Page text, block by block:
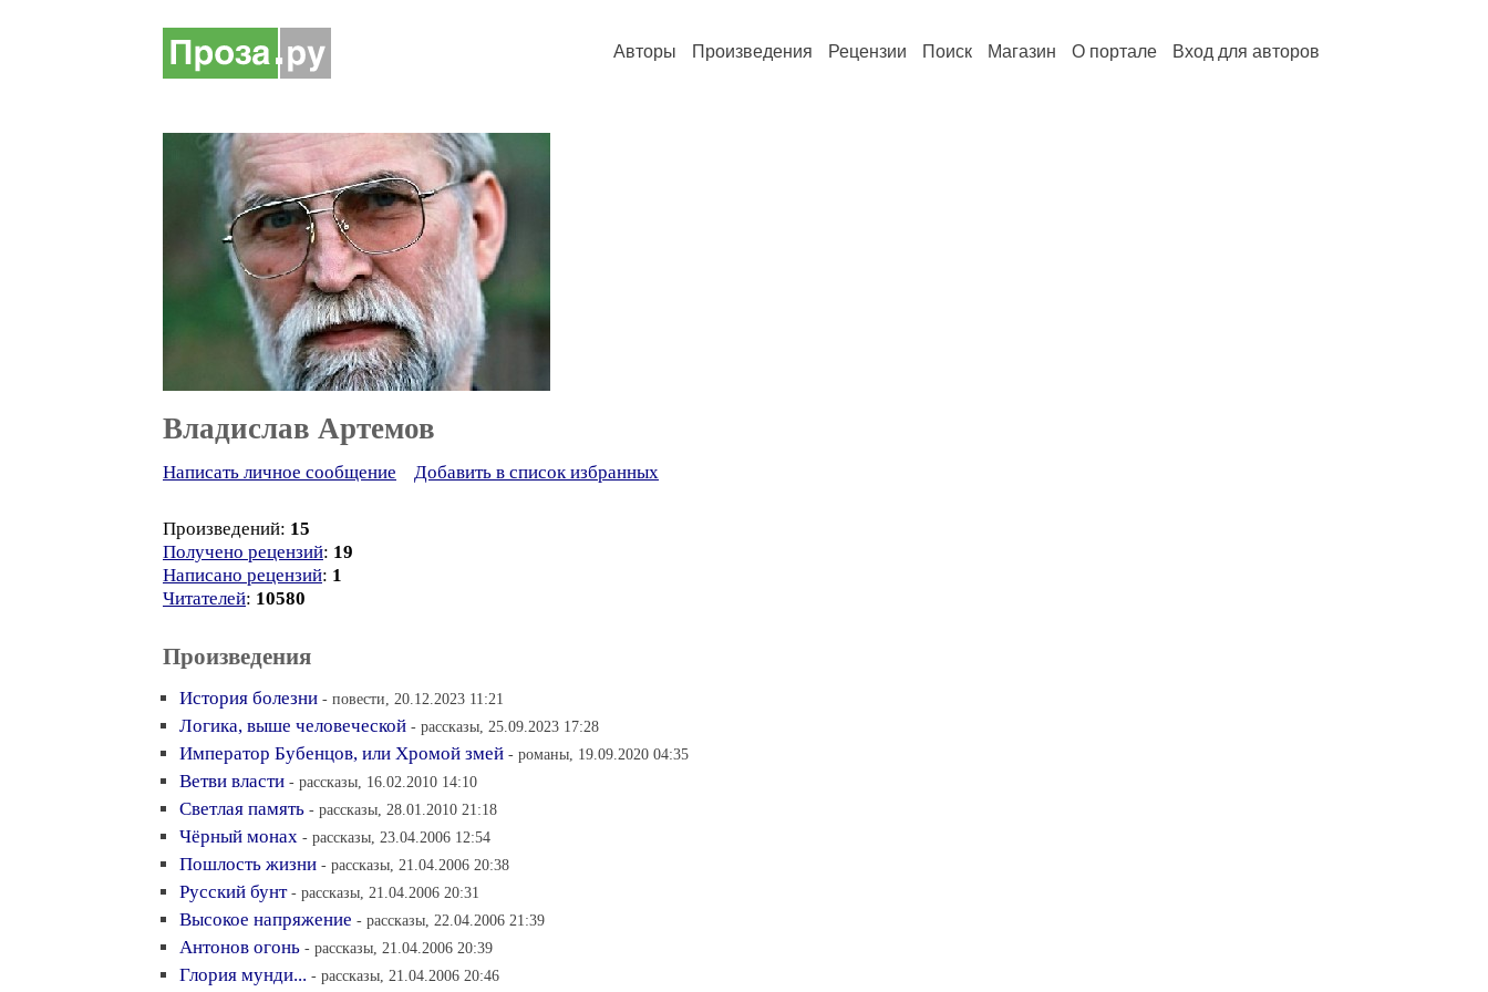
Авторы Произведения Рецензии Поиск Магазин О портале Вход для авторов
Владислав Артемов
Написать личное сообщение Добавить в список избранных
Произведений: 15
Получено рецензий: 19
Написано рецензий: 1
Читателей: 10580
Произведения
История болезни - повести, 20.12.2023 11:21
Логика, выше человеческой - рассказы, 25.09.2023 17:28
Император Бубенцов, или Хромой змей - романы, 19.09.2020 04:35
Ветви власти - рассказы, 16.02.2010 14:10
Светлая память - рассказы, 28.01.2010 21:18
Чёрный монах - рассказы, 23.04.2006 12:54
Пошлость жизни - рассказы, 21.04.2006 20:38
Русский бунт - рассказы, 21.04.2006 20:31
Высокое напряжение - рассказы, 22.04.2006 21:39
Антонов огонь - рассказы, 21.04.2006 20:39
Глория мунди... - рассказы, 21.04.2006 20:46